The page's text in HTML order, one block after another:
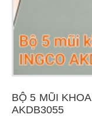
BỘ 5 MŨI
AKDB3055